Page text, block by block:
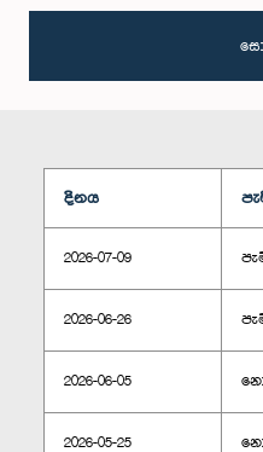
දිනය
2026-07-09
2026-06-26
2026-06-05
2026-05-25